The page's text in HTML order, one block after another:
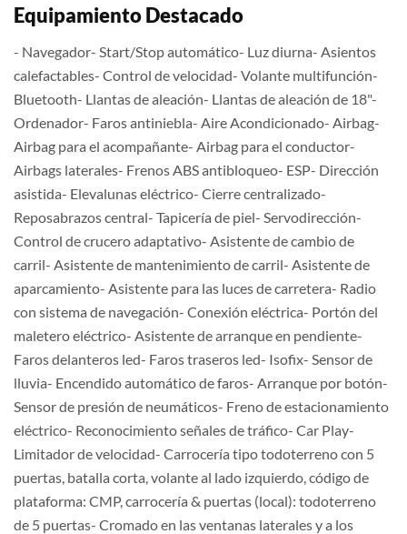
Equipamiento Destacado
- Navegador- Start/Stop automático- Luz diurna- Asientos
calefactables- Control de velocidad- Volante multifunción-
Bluetooth- Llantas de aleación- Llantas de aleación de 18"-
Ordenador- Faros antiniebla- Aire Acondicionado- Airbag-
Airbag para el acompañante- Airbag para el conductor-
Airbags laterales- Frenos ABS antibloqueo- ESP- Dirección
asistida- Elevalunas eléctrico- Cierre centralizado-
Reposabrazos central- Tapicería de piel- Servodirección-
Control de crucero adaptativo- Asistente de cambio de
carril- Asistente de mantenimiento de carril- Asistente de
aparcamiento- Asistente para las luces de carretera- Radio
con sistema de navegación- Conexión eléctrica- Portón del
maletero eléctrico- Asistente de arranque en pendiente-
Faros delanteros led- Faros traseros led- Isofix- Sensor de
lluvia- Encendido automático de faros- Arranque por botón-
Sensor de presión de neumáticos- Freno de estacionamiento
eléctrico- Reconocimiento señales de tráfico- Car Play-
Limitador de velocidad- Carrocería tipo todoterreno con 5
puertas, batalla corta, volante al lado izquierdo, código de
plataforma: CMP, carrocería & puertas (local): todoterreno
de 5 puertas- Cromado en las ventanas laterales y a los